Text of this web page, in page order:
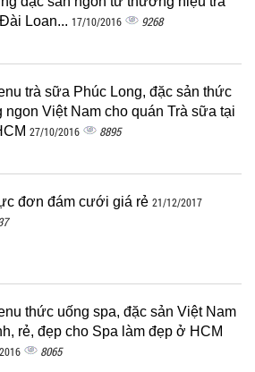
Loan... 17/10/2016 9268
trà sữa Phúc Long, đặc sản thức
ngon Việt Nam cho quán Trà sữa tại
27/10/2016 8895
đơn đám cưới giá rẻ 21/12/2017
thức uống spa, đặc sản Việt Nam
rẻ, đẹp cho Spa làm đẹp ở HCM
8065